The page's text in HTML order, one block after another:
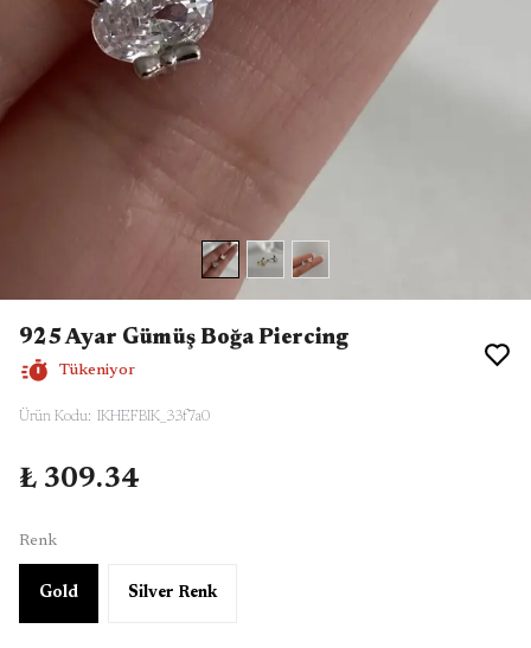
925 Ayar Gümüş Boğa Piercing
Tükeniyor
Ürün Kodu: IKHEFBIK_33f7a0
₺ 309.34
Renk
Gold Silver Renk